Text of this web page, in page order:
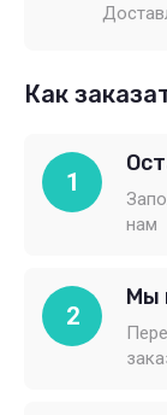
Как
1
нам
2
Мы